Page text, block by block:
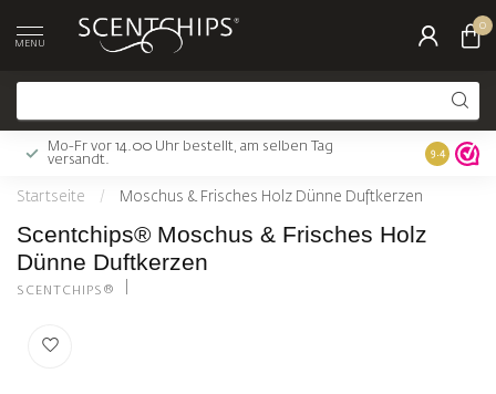
MENU
0
Mo-Fr vor 14.00 Uhr bestellt, am selben Tag
versandt.
Gratis
9.4
Startseite / Moschus & Frisches Holz Dünne Duftkerzen
Scentchips® Moschus & Frisches Holz
Dünne Duftkerzen
SCENTCHIPS®